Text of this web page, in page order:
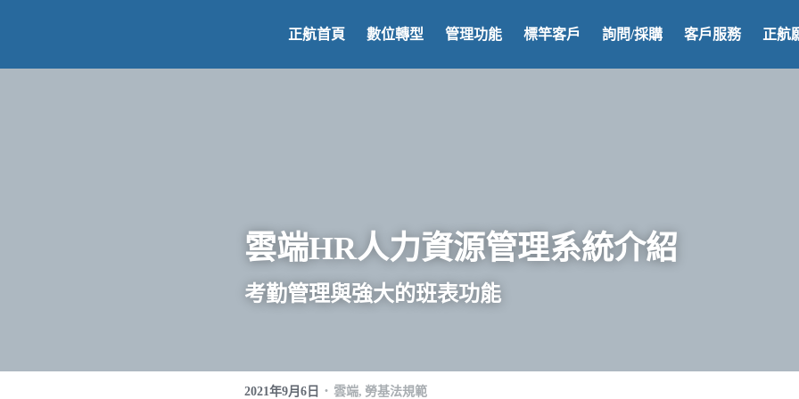
正航首頁 數位轉型 管理功能 標竿客戶 詢問/採購 客戶服務
雲端HR人力資源管理系統介紹
考勤管理與強大的班表功能
2021年9月6日 ·雲端,勞基法規範